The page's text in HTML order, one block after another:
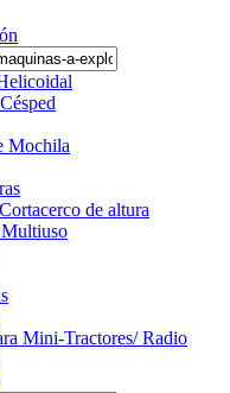
Mochila
de altura
Mini-Tractores/ Radio